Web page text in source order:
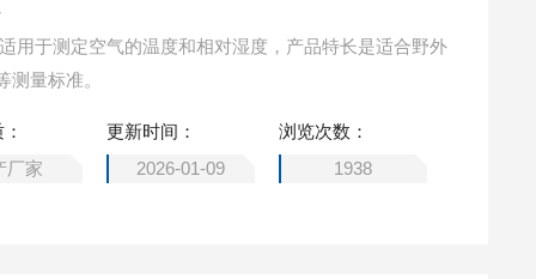
用于测定空气的温度和相对湿度，产品特长是适合野外
量标准。
厂家
更新时间：
2026-01-09
浏览次数：
1938